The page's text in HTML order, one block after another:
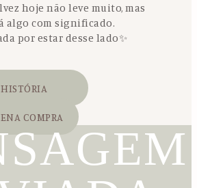
hoje não leve muito, mas
algo com significado.
por estar desse lado✨
HISTÓRIA
COMPRA